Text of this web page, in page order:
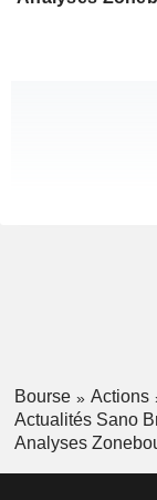
Bourse Actions
Actualités Sano
Analyses